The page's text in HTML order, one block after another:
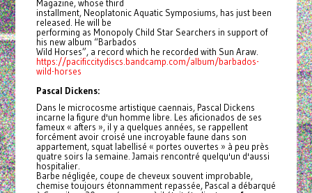
Magazine, whose third
installment, Neoplatonic Aquatic Symposiums, has just been
released. He will be
performing as Monopoly Child Star Searchers in support of
his new album “Barbados
Wild Horses”, a record which he recorded with Sun Araw.
https://pacificcitydiscs.bandcamp.com/album/barbados-
wild-horses
Pascal Dickens:
Dans le microcosme artistique caennais, Pascal Dickens
incarne la figure d'un homme libre. Les aficionados de ses
fameux « afters », il y a quelques années, se rappellent
forcément avoir croisé une incroyable faune dans son
appartement, squat labellisé « portes ouvertes » à peu près
quatre soirs la semaine. Jamais rencontré quelqu'un d'aussi
hospitalier.
Barbe négligée, coupe de cheveux souvent improbable,
chemise toujours étonnamment repassée, Pascal a débarqué